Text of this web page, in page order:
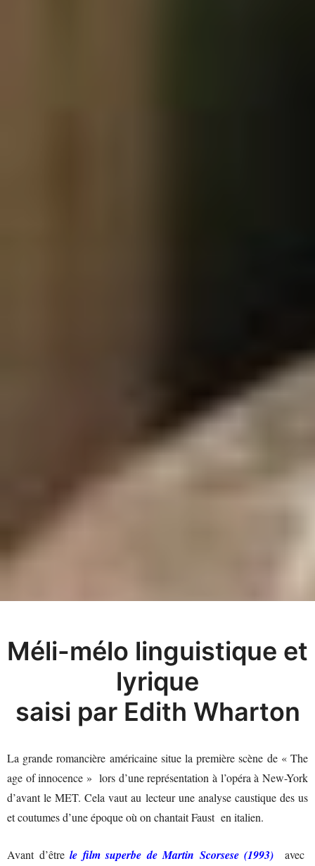
Méli-mélo linguistique et
lyrique
saisi par Edith Wharton
La grande romancière américaine situe la première scène de « The
age of innocence » lors d’une représentation à l’opéra à New-York
d’avant le MET. Cela vaut au lecteur une analyse caustique des us
et coutumes d’une époque où on chantait Faust en italien.
Avant d’être le film superbe de Martin Scorsese (1993) avec